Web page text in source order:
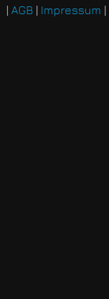
| AGB | Impressum |